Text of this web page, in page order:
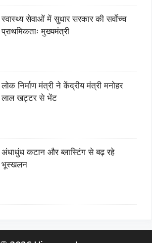
स्वास्थ्य सेवाओं में सुधार सरकार की सर्वाेच्च
प्राथमिकताः मुख्यमंत्री
लोक निर्माण मंत्री ने केंद्रीय मंत्री मनोहर
लाल खट्टर से भेंट
अंधाधुंध कटान और ब्लास्टिंग से बढ़ रहे
भूस्खलन